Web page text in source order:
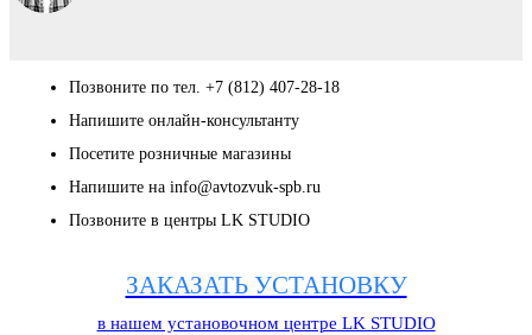
Позвоните по тел. +7 (812) 407-28-18
Напишите онлайн-консультанту
Посетите розничные магазины
Напишите на info@avtozvuk-spb.ru
Позвоните в центры LK STUDIO
ЗАКАЗАТЬ УСТАНОВКУ
в нашем установочном центре LK STUDIO